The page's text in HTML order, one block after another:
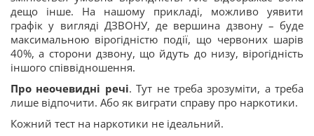
дещо інше. На нашому прикладі, можливо уявити
графік у вигляді ДЗВОНУ, де вершина дзвону – буде
максимальною вірогідністю події, що червоних шарів
40%, а сторони дзвону, що йдуть до низу, вірогідність
іншого співвідношення.
Про неочевидні речі. Тут не треба зрозуміти, а треба
лише відпочити. Або як виграти справу про наркотики.
Кожний тест на наркотики не ідеальний.